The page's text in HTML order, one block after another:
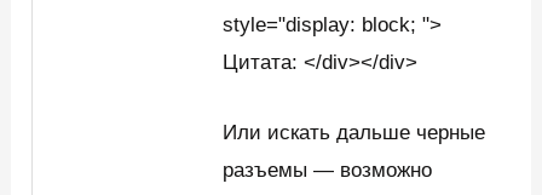
style="display: block; ">
Цитата: </div></div>
Или искать дальше черные
разъемы — возможно